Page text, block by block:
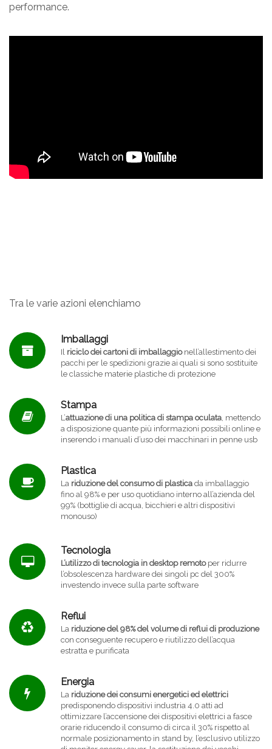
performance.
Tra le varie azioni elenchiamo
Imballaggi
Il riciclo dei cartoni di imballaggionell’allestimento dei
pacchi per le spedizioni grazie ai quali si sono sostituite
le classiche materie plastiche di protezione
Stampa
L’attuazione di una politica di stampa oculata , mettendo
a disposizione quante più informazioni possibili online e
inserendo i manuali d’uso dei macchinari in penne usb
Plastica
La riduzione del consumo di plastica da imballaggio
fino al 98% e per uso quotidiano interno all’azienda del
99% (bottiglie di acqua, bicchieri e altri dispositivi
monouso)
Tecnologia
L’utilizzo di tecnologia in desktop remotoper ridurre
l’obsolescenza hardware dei singoli pc del 300%
investendo invece sulla parte software
Reflui
La riduzione del 98% del volume di reflui di produzione
con conseguente recupero e riutilizzo dell’acqua
estratta e purificata
Energia
La riduzione dei consumi energetici ed elettrici
predisponendo dispositivi industria 4.0 atti ad
ottimizzare l’accensione dei dispositivi elettrici a fasce
orarie riducendo il consumo di circa il 30% rispetto al
normale posizionamento in stand by, l’esclusivo utilizzo